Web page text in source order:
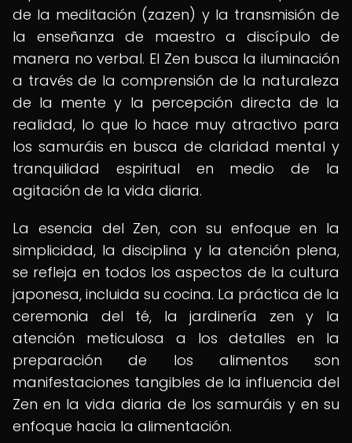
de la meditación (zazen) y la transmisión de
la enseñanza de maestro a discípulo de
manera no verbal. El Zen busca la iluminación
a través de la comprensión de la naturaleza
de la mente y la percepción directa de la
realidad, lo que lo hace muy atractivo para
los samuráis en busca de claridad mental y
tranquilidad espiritual en medio de la
agitación de la vida diaria.
La esencia del Zen, con su enfoque en la
simplicidad, la disciplina y la atención plena,
se refleja en todos los aspectos de la cultura
japonesa, incluida su cocina. La práctica de la
ceremonia del té, la jardinería zen y la
atención meticulosa a los detalles en la
preparación de los alimentos son
manifestaciones tangibles de la influencia del
Zen en la vida diaria de los samuráis y en su
enfoque hacia la alimentación.